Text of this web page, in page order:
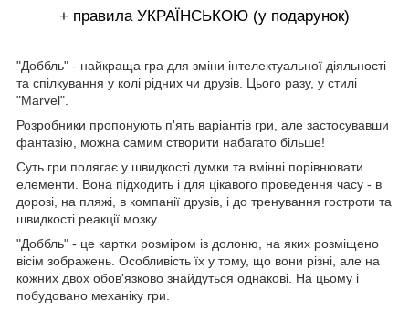
+ правила УКРАЇНСЬКОЮ (у подарунок)
"Доббль" - найкраща гра для зміни інтелектуальної діяльності
та спілкування у колі рідних чи друзів. Цього разу, у стилі
"Marvel".
Розробники пропонують п'ять варіантів гри, але застосувавши
фантазію, можна самим створити набагато більше!
Суть гри полягає у швидкості думки та вмінні порівнювати
елементи. Вона підходить і для цікавого проведення часу - в
дорозі, на пляжі, в компанії друзів, і до тренування гостроти та
швидкості реакції мозку.
"Доббль" - це картки розміром із долоню, на яких розміщено
вісім зображень. Особливість їх у тому, що вони різні, але на
кожних двох обов'язково знайдуться однакові. На цьому і
побудовано механіку гри.